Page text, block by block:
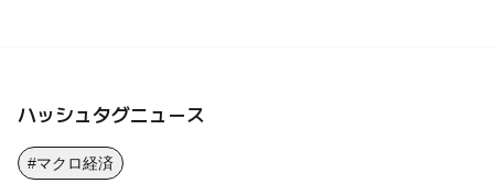
ハッシュタグニュース
#マクロ経済